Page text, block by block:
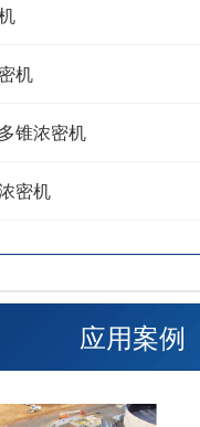
机
锥浓密机
密机
应用案例